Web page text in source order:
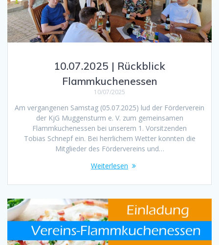
10.07.2025 | Rückblick
Flammkuchenessen
10/07/2025
Am vergangenen Samstag (05.07.2025) lud der Förderverein
der KjG Muggensturm e. V. zum gemeinsamen
Flammkuchenessen bei unserem 1. Vorsitzenden
Tobias Schnepf ein. Bei herrlichem Wetter konnten die
Mitglieder des Fördervereins und…
Weiterlesen